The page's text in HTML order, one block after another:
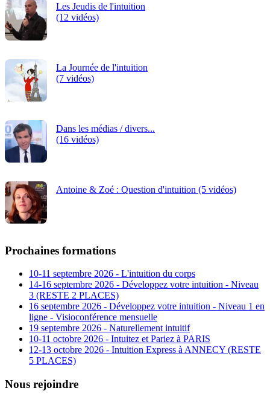
Les Jeudis de l'intuition
(12 vidéos)
La Journée de l'intuition
(7 vidéos)
Dans les médias / divers...
(16 vidéos)
Antoine & Zoé : Question d'intuition (5 vidéos)
Prochaines formations
10-11 septembre 2026 - L'intuition du corps
14-16 septembre 2026 - Développez votre intuition - Niveau
3 (RESTE 2 PLACES)
16 septembre 2026 - Développez votre intuition - Niveau 1 en
ligne - Visioconférence mensuelle
19 septembre 2026 - Naturellement intuitif
10-11 octobre 2026 - Intuitez et Pariez à PARIS
12-13 octobre 2026 - Intuition Express à ANNECY (RESTE
5 PLACES)
Nous rejoindre